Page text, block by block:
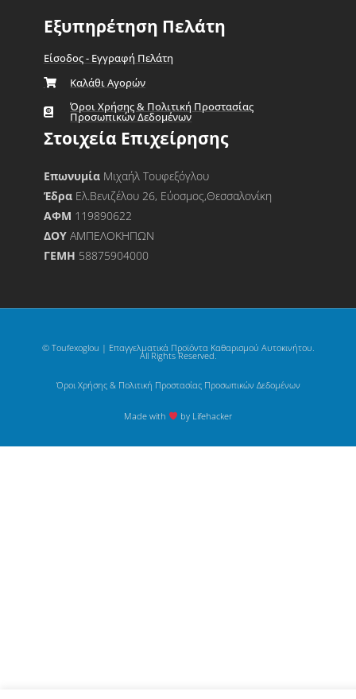
Εξυπηρέτηση Πελάτη
Είσοδος - Εγγραφή Πελάτη
Καλάθι Αγορών
Όροι Χρήσης & Πολιτική Προστασίας
Προσωπικών Δεδομένων
Στοιχεία Επιχείρησης
Επωνυμία Μιχαήλ Τουφεξόγλου
Έδρα Ελ.Βενιζέλου 26, Εύοσμος,Θεσσαλονίκη
ΑΦΜ 119890622
ΔΟΥΑΜΠΕΛΟΚΗΠΩΝ
ΓΕΜΗ 58875904000
© Toufexoglou | Επαγγελματικά Προϊόντα Καθαρισμού Αυτοκινήτου.
All Rights Reserved.
Όροι Χρήσης & Πολιτική Προστασίας Προσωπικών Δεδομένων
Made with by Lifehacker